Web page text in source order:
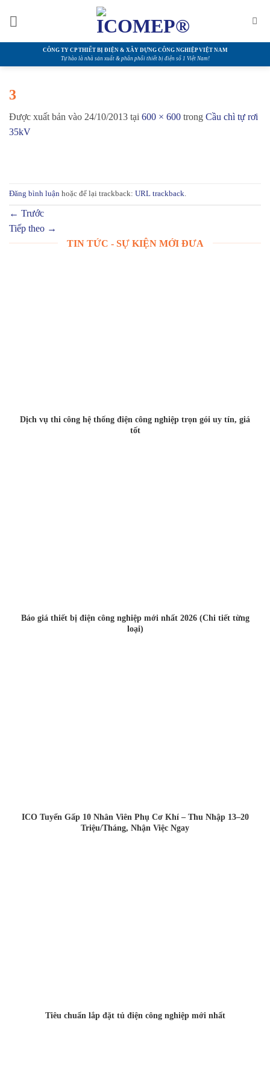
CÔNG TY CP THIẾT BỊ ĐIỆN & XÂY DỰNG CÔNG NGHIỆP VIỆT NAM
Tự hào là nhà sản xuất & phân phối thiết bị điện số 1 Việt Nam!
3
Được xuất bản vào 24/10/2013 tại 600 × 600 trong Cầu chì tự rơi
35kV
Đăng bình luận hoặc để lại trackback: URL trackback.
← Trước
Tiếp theo →
TIN TỨC - SỰ KIỆN MỚI ĐƯA
Dịch vụ thi công hệ thống điện công nghiệp trọn gói uy tín, giá
tốt
Báo giá thiết bị điện công nghiệp mới nhất 2026 (Chi tiết từng
loại)
ICO Tuyển Gấp 10 Nhân Viên Phụ Cơ Khí – Thu Nhập 13–20
Triệu/Tháng, Nhận Việc Ngay
Tiêu chuẩn lắp đặt tủ điện công nghiệp mới nhất